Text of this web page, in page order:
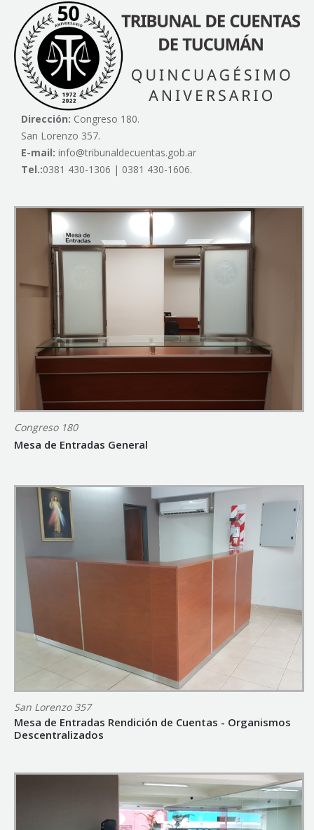
Dirección: Congreso 180.
San Lorenzo 357.
E-mail: info@tribunaldecuentas.gob.ar
Tel.:0381 430-1306 | 0381 430-1606.
Congreso 180
Mesa de Entradas General
San Lorenzo 357
Mesa de Entradas Rendición de Cuentas - Organismos
Descentralizados